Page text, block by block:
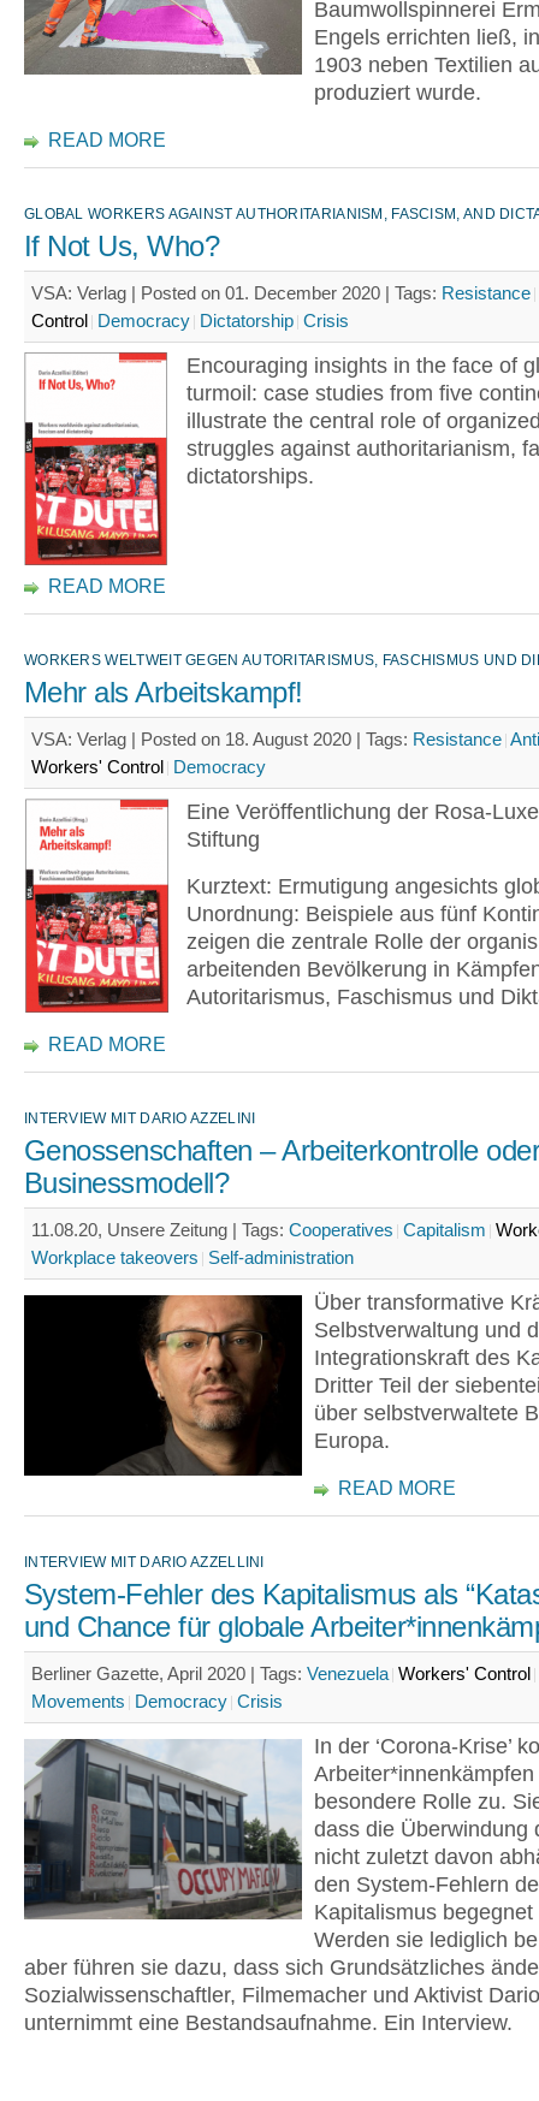
Baumwollspinnerei
Engels errichten ließ,
1903 neben Textilien
produziert wurde.
READ MORE
GLOBAL WORKERS AGAINST AUTHORITARIANISM, FASCISM, AND
If Not Us, Who?
VSA: Verlag | Posted on 01. December 2020 | Tags: Resistance
Control Democracy Dictatorship Crisis
Encouraging insights in the face of
turmoil: case studies from five
illustrate the central role of
struggles against authoritarianism,
dictatorships.
READ MORE
WORKERS WELTWEIT GEGEN AUTORITARISMUS, FASCHISMUS UND
Mehr als Arbeitskampf!
VSA: Verlag | Posted on 18. August 2020 | Tags: Resistance
Workers' Control Democracy
Eine Veröffentlichung der Rosa-
Stiftung
Kurztext: Ermutigung angesichts
Unordnung: Beispiele aus fünf
zeigen die zentrale Rolle der
arbeitenden Bevölkerung in
Autoritarismus, Faschismus und
READ MORE
INTERVIEW MIT DARIO AZZELINI
Genossenschaften – Arbeiterkontrolle
Businessmodell?
11.08.20, Unsere Zeitung | Tags: Cooperatives Capitalism
Workplace takeovers Self-administration
Über transformative
Selbstverwaltung und
Integrationskraft des
Dritter Teil der
über selbstverwaltete
Europa.
READ MORE
INTERVIEW MIT DARIO AZZELLINI
System-Fehler des Kapitalismus als
und Chance für globale
Berliner Gazette, April 2020 | Tags: Venezuela Workers' Control
Movements Democracy Crisis
In der ‘Corona-Krise’
Arbeiter*innenkämpfen
besondere Rolle zu.
dass die Überwindung
nicht zuletzt davon
den System-Fehlern
Kapitalismus begegnet
Werden sie lediglich
aber führen sie dazu, dass sich Grundsätzliches
Sozialwissenschaftler, Filmemacher und Aktivist
unternimmt eine Bestandsaufnahme. Ein Interview.